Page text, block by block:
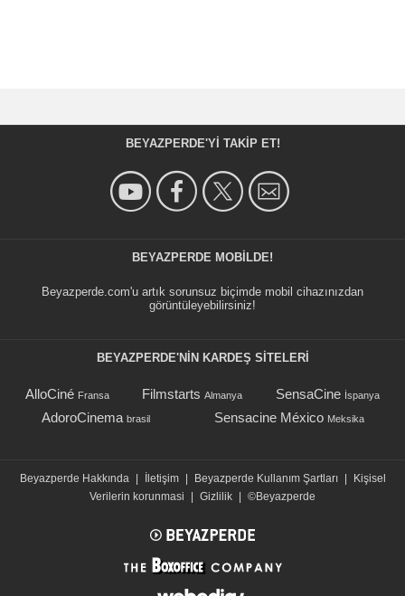
BEYAZPERDE'YI TAKIP ET!
BEYAZPERDE MOBILDE!
Beyazperde.com'u artık sorunsuz biçimde mobil cihazınızdan
görüntüleyebilirsiniz!
BEYAZPERDE'NIN KARDEŞ SİTELERİ
AlloCiné Fransa Filmstarts Almanya SensaCine İspanya
AdoroCinema brasil Sensacine México Meksika
Beyazperde Hakkında İletişim Beyazperde Kullanım Şartları
Kişisel
Verilerin korunmasi
Gizlilik ©Beyazperde